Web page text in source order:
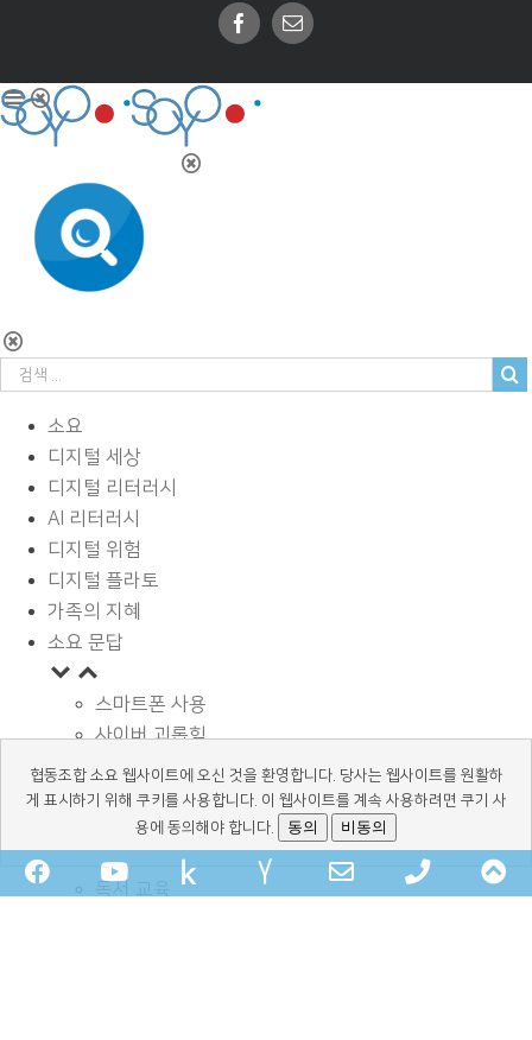
Facebook
Email
소요
디지털 세상
디지털 리터러시
AI 리터러시
디지털 위험
디지털 플라토
가족의 지혜
소요 문답
스마트폰 사용
사이버 괴롭힘
페이스북과 SNS
디지털과 학습
광고 바로알기
정보보호와 안전
독서 교육
FacebookYouTube kakaochannel
Naver-
Email
Phone
협동조합 소요 웹사이트에 오신 것을 환영합니다. 당사는 웹사이트를 원활하
게 표시하기 위해 쿠키를 사용합니다. 이 웹사이트를 계속 사용하려면 쿠기 사
용에 동의해야 합니다.
동의 비동의